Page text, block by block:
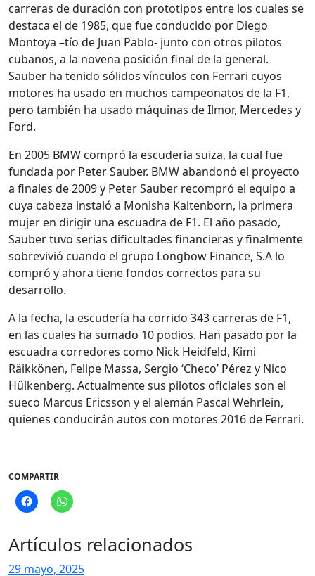
carreras de duración con prototipos entre los cuales se
destaca el de 1985, que fue conducido por Diego
Montoya –tío de Juan Pablo- junto con otros pilotos
cubanos, a la novena posición final de la general.
Sauber ha tenido sólidos vínculos con Ferrari cuyos
motores ha usado en muchos campeonatos de la F1,
pero también ha usado máquinas de Ilmor, Mercedes y
Ford.
En 2005 BMW compró la escudería suiza, la cual fue
fundada por Peter Sauber. BMW abandonó el proyecto
a finales de 2009 y Peter Sauber recompró el equipo a
cuya cabeza instaló a Monisha Kaltenborn, la primera
mujer en dirigir una escuadra de F1. El año pasado,
Sauber tuvo serias dificultades financieras y finalmente
sobrevivió cuando el grupo Longbow Finance, S.A lo
compró y ahora tiene fondos correctos para su
desarrollo.
A la fecha, la escudería ha corrido 343 carreras de F1,
en las cuales ha sumado 10 podios. Han pasado por la
escuadra corredores como Nick Heidfeld, Kimi
Räikkönen, Felipe Massa, Sergio ‘Checo’ Pérez y Nico
Hülkenberg. Actualmente sus pilotos oficiales son el
sueco Marcus Ericsson y el alemán Pascal Wehrlein,
quienes conducirán autos con motores 2016 de Ferrari.
COMPARTIR
Artículos relacionados
29 mayo, 2025